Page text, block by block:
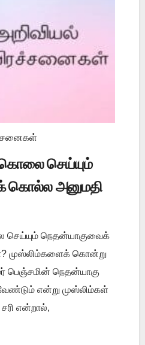
செய்யும்
கொல்ல அனுமதி
செய்யும் நெதன்யாகுவைக்
முஸ்லிம்களைக் கொன்று
பெஞ்சமின் நெதன்யாகு
என்று முஸ்லிம்கள்
என்றால்,